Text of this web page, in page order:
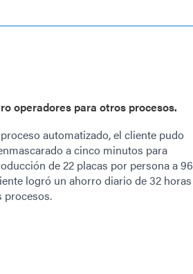
operadores para otros procesos.
automatizado, el cliente pudo
a cinco minutos para
de 22 placas por persona a 96
logró un ahorro diario de 32 horas
procesos.